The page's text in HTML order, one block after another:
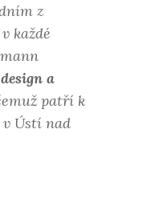
z
každé
a
patří k
Ústí nad